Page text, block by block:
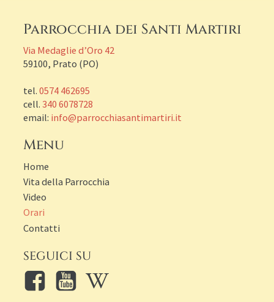
Parrocchia dei Santi Martiri
Via Medaglie d’Oro 42
59100, Prato (PO)
tel. 0574 462695
cell. 340 6078728
email: info@parrocchiasantimartiri.it
Menu
Home
Vita della Parrocchia
Video
Orari
Contatti
SEGUICI SU